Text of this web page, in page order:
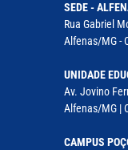
SEDE -
Rua Gabriel
Alfenas/MG -
UNIDADE
Av. Jovino
Alfenas/MG |
CAMPUS